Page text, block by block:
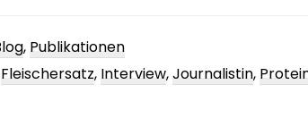
, Publikationen
Fleischersatz, Interview,Journalistin,